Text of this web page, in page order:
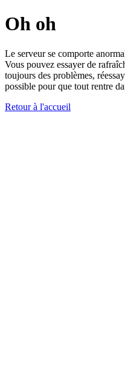
Oh oh
Le serveur se comporte
Vous pouvez essayer de
toujours des problèmes,
possible pour que tout rentre
Retour à l'accueil